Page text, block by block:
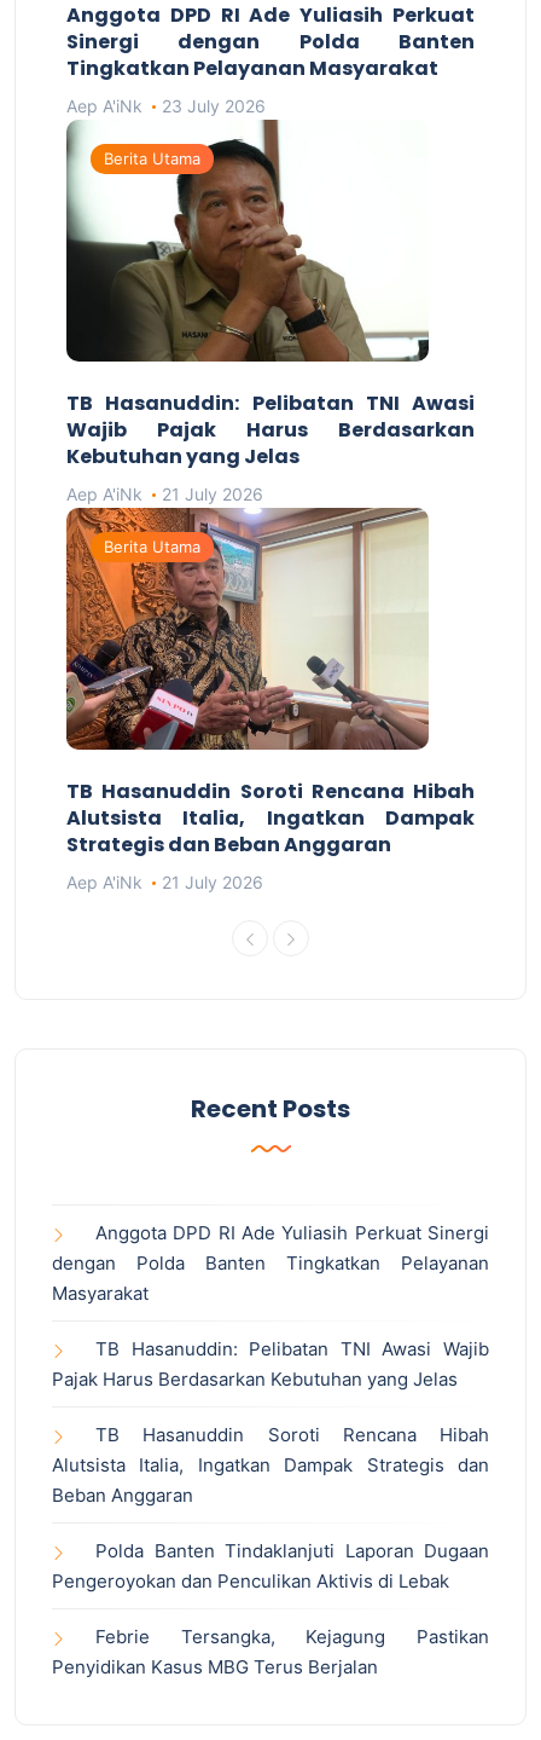
Anggota DPD RI Ade Yuliasih Perkuat
Sinergi dengan Polda Banten
Tingkatkan Pelayanan Masyarakat
Aep A'iNk 23 July 2026
Berita Utama
TB Hasanuddin: Pelibatan TNI Awasi
Wajib Pajak Harus Berdasarkan
Kebutuhan yang Jelas
Aep A'iNk 21 July 2026
Berita Utama
TB Hasanuddin Soroti Rencana Hibah
Alutsista Italia, Ingatkan Dampak
Strategis dan Beban Anggaran
Aep A'iNk 21 July 2026
Recent Posts
Anggota DPD RI Ade Yuliasih Perkuat Sinergi
dengan Polda Banten Tingkatkan Pelayanan
Masyarakat
TB Hasanuddin: Pelibatan TNI Awasi Wajib
Pajak Harus Berdasarkan Kebutuhan yang Jelas
TB Hasanuddin Soroti Rencana Hibah
Alutsista Italia, Ingatkan Dampak Strategis dan
Beban Anggaran
Polda Banten Tindaklanjuti Laporan Dugaan
Pengeroyokan dan Penculikan Aktivis di Lebak
Febrie Tersangka, Kejagung Pastikan
Penyidikan Kasus MBG Terus Berjalan